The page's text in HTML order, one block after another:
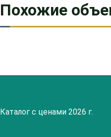
Похожие
Каталог с ценами 2026 г.